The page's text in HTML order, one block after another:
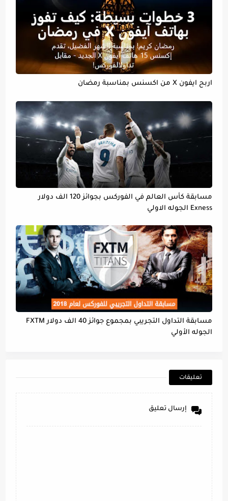
اربح ايفون X من اكسنس بمناسبة رمضان
مسابقة كأس العالم في الفوركس بجوائز 120 الف دولار
Exness الجوله الاولي
مسابقة التداول التجريبي بمجموع جوائز 40 الف دولار FXTM
الجوله الأولي
تعليقات
إرسال تعليق